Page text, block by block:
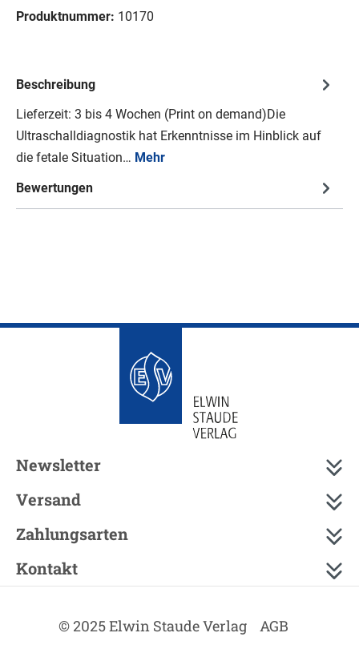
Produktnummer: 10170
Beschreibung
Lieferzeit: 3 bis 4 Wochen (Print on demand)Die
Ultraschalldiagnostik hat Erkenntnisse im Hinblick auf
die fetale Situation… Mehr
Bewertungen
Newsletter
Versand
Zahlungsarten
Kontakt
© 2025 Elwin Staude Verlag
AGB